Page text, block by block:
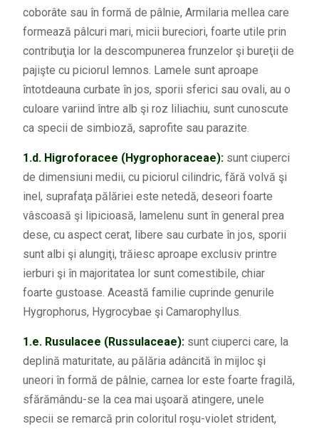
coborâte sau în formă de pâlnie, Armilaria mellea care
formează pâlcuri mari, micii bureciori, foarte utile prin
contribuţia lor la descompunerea frunzelor şi bureţii de
pajişte cu piciorul lemnos. Lamele sunt aproape
întotdeauna curbate în jos, sporii sferici sau ovali, au o
culoare variind între alb şi roz liliachiu, sunt cunoscute
ca specii de simbioză, saprofite sau parazite.
1.d. Higroforacee (Hygrophoraceae):sunt ciuperci
de dimensiuni medii, cu piciorul cilindric, fără volvă şi
inel, suprafaţa pălăriei este netedă, deseori foarte
vâscoasă şi lipicioasă, lamelenu sunt în general prea
dese, cu aspect cerat, libere sau curbate în jos, sporii
sunt albi şi alungiţi, trăiesc aproape exclusiv printre
ierburi şi în majoritatea lor sunt comestibile, chiar
foarte gustoase. Această familie cuprinde genurile
Hygrophorus, Hygrocybae şi Camarophyllus.
1.e. Rusulacee (Russulaceae):sunt ciuperci care, la
deplină maturitate, au pălăria adâncită în mijloc şi
uneori în formă de pâlnie, carnea lor este foarte fragilă,
sfărămându-se la cea mai uşoară atingere, unele
specii se remarcă prin coloritul roşu-violet strident,